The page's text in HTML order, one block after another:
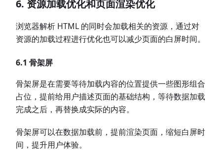
6. 资源加载优化和页面渲染优化
浏览器解析 HTML 的同时会加载相关的资源，通过对
资源的加载过程进行优化也可以减少页面的白屏时间。
6.1 骨架屏
骨架屏是在需要等待加载内容的位置提供一些图形组合
占位，提前给用户描述页面的基础结构，等待数据加载
完成之后，再替换成实际的内容。
骨架屏可以在数据加载前，提前渲染页面，缩短白屏时
间，提升用户体验。